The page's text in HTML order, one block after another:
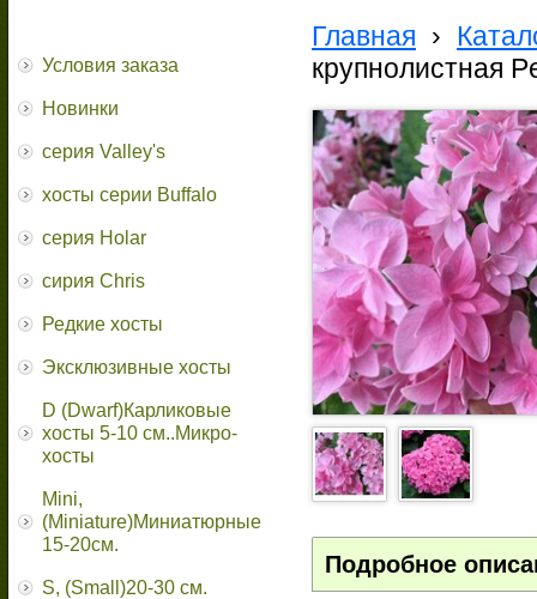
Условия заказа
Новинки
серия Valley's
хосты серии Buffalo
серия Holar
сирия Chris
Редкие хосты
Эксклюзивные хосты
D (Dwarf)Карликовые
хосты 5-10 см..Микро-
хосты
Mini,
(Miniature)Миниатюрные
15-20см.
S, (Small)20-30 см.
Главная ›
крупнолистная
Подробное